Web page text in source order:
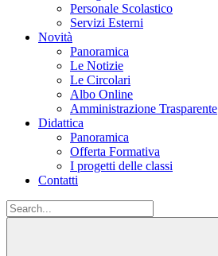
Personale Scolastico
Servizi Esterni
Novità
Panoramica
Le Notizie
Le Circolari
Albo Online
Amministrazione Trasparente
Didattica
Panoramica
Offerta Formativa
I progetti delle classi
Contatti